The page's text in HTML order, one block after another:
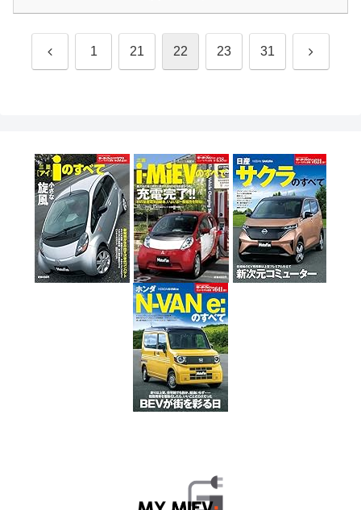
前 1 21 22 23 31 次